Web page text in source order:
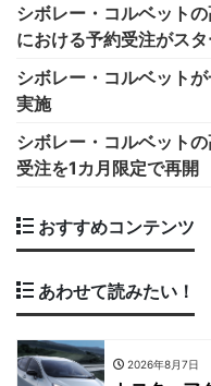
シボレー・コルベット
における予約受注がスタ
シボレー・コルベット
実施
シボレー・コルベット
受注を1カ月限定で再開
おすすめコンテンツ
あわせて読みたい！
2026年8月7日